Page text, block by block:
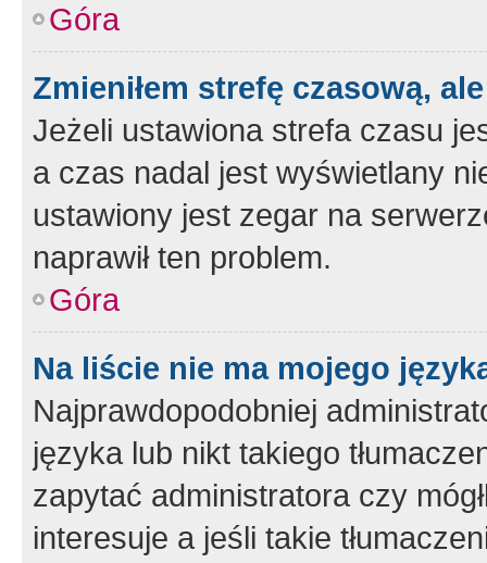
Góra
Zmieniłem strefę czasową,
Jeżeli ustawiona strefa czasu
a czas nadal jest wyświetlany
ustawiony jest zegar na
naprawił ten problem.
Góra
Na liście nie ma mojego
Najprawdopodobniej
języka lub nikt takiego
zapytać administratora czy
interesuje a jeśli takie